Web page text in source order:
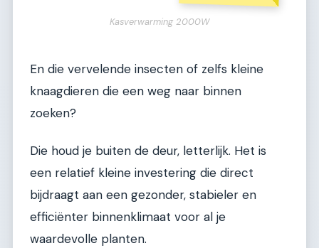
Kasverwarming 2000W
En die vervelende insecten of zelfs kleine
knaagdieren die een weg naar binnen
zoeken?
Die houd je buiten de deur, letterlijk. Het is
een relatief kleine investering die direct
bijdraagt aan een gezonder, stabieler en
efficiënter binnenklimaat voor al je
waardevolle planten.